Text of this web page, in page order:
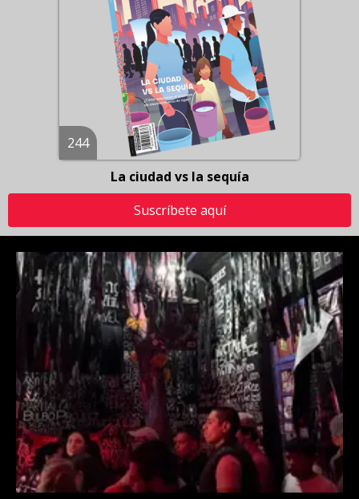
244
La ciudad vs la sequía
Suscríbete aquí